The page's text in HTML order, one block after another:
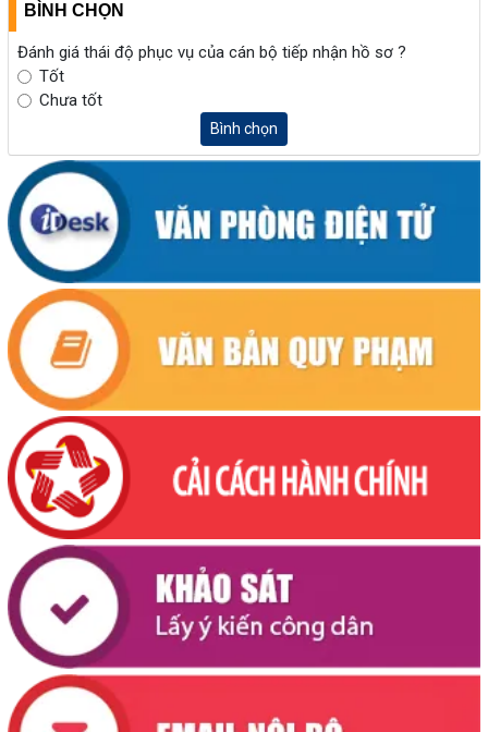
BÌNH CHỌN
Đánh giá thái độ phục vụ của cán bộ tiếp nhận hồ sơ ?
Tốt
Chưa tốt
Bình chọn